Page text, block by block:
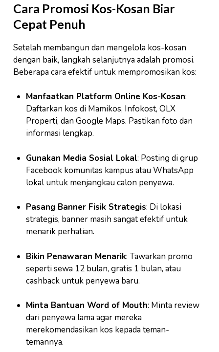
Cara Promosi Kos-Kosan Biar
Cepat Penuh
Setelah membangun dan mengelola kos-kosan
dengan baik, langkah selanjutnya adalah promosi.
Beberapa cara efektif untuk mempromosikan kos:
Manfaatkan Platform Online Kos-Kosan:
Daftarkan kos di Mamikos, Infokost, OLX
Properti, dan Google Maps. Pastikan foto dan
informasi lengkap.
Gunakan Media Sosial Lokal: Posting di grup
Facebook komunitas kampus atau WhatsApp
lokal untuk menjangkau calon penyewa.
Pasang Banner Fisik Strategis: Di lokasi
strategis, banner masih sangat efektif untuk
menarik perhatian.
Bikin Penawaran Menarik: Tawarkan promo
seperti sewa 12 bulan, gratis 1 bulan, atau
cashback untuk penyewa baru.
Minta Bantuan Word of Mouth: Minta review
dari penyewa lama agar mereka
merekomendasikan kos kepada teman-
temannya.